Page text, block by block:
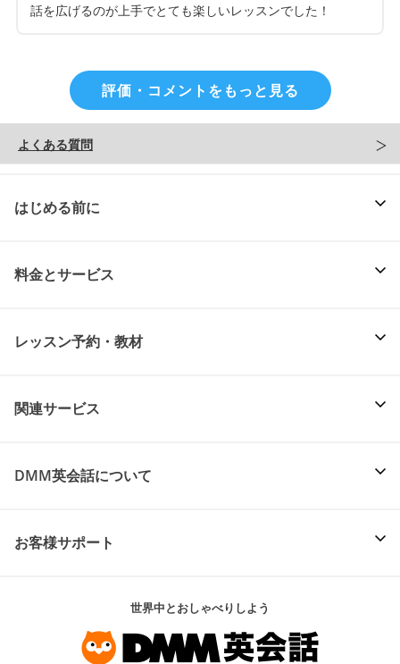
話を広げるのが上手でとても楽しいレッスンでした！
評価・コメントをもっと見る
よくある質問
はじめる前に
料金とサービス
レッスン予約・教材
関連サービス
DMM英会話について
お客様サポート
世界中とおしゃべりしよう